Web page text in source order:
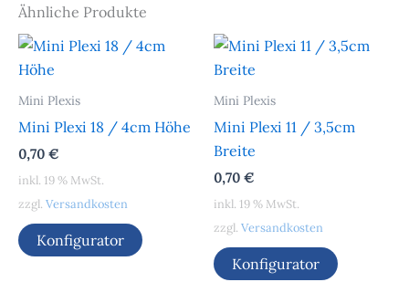
Ähnliche Produkte
Mini Plexis
Mini Plexi 18 / 4cm Höhe
0,70 €
inkl. 19 % MwSt.
zzgl. Versandkosten
Konfigurator
Mini Plexis
Mini Plexi 11 / 3,5cm
Breite
0,70 €
inkl. 19 % MwSt.
zzgl. Versandkosten
Konfigurator